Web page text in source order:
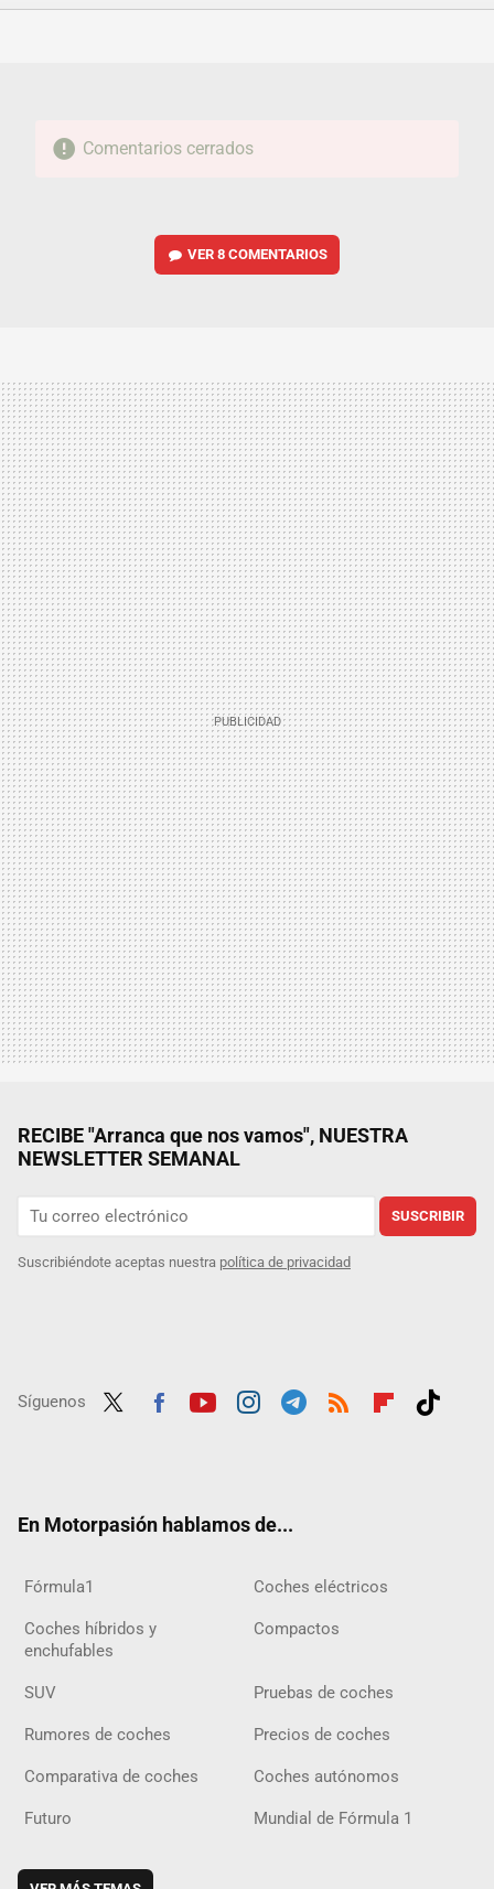
FACEBOOKTWITTERFLIPBOARD
E-
WHATSAPP
Comentarios cerrados
VER8 COMENTARIOS
RECIBE "Arranca que nos vamos", NUESTRA
NEWSLETTER SEMANAL
SUSCRIBIR
Suscribiéndote aceptas nuestra política de privacidad
Síguenos
En Motorpasión hablamos de...
Fórmula1 Coches eléctricos
Coches híbridos y
enchufables
Compactos
SUV Pruebas de coches
Rumores de coches Precios de coches
Comparativa de coches Coches autónomos
Futuro Mundial de Fórmula 1